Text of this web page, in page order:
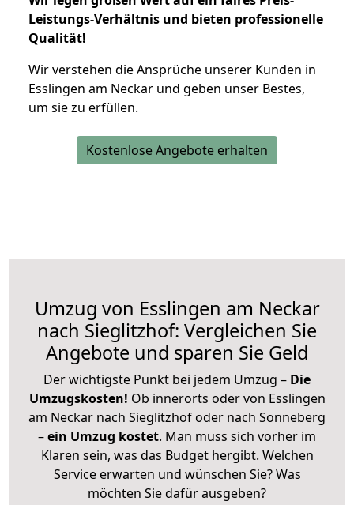
Leistungs-Verhältnis und bieten professionelle
Qualität!
Wir verstehen die Ansprüche unserer Kunden in
Esslingen am Neckar und geben unser Bestes,
um sie zu erfüllen.
Kostenlose Angebote erhalten
Umzug von Esslingen am Neckar
nach Sieglitzhof: Vergleichen Sie
Angebote und sparen Sie Geld
Der wichtigste Punkt bei jedem Umzug – Die
Umzugskosten! Ob innerorts oder von Esslingen
am Neckar nach Sieglitzhof oder nach Sonneberg
–ein Umzug kostet. Man muss sich vorher im
Klaren sein, was das Budget hergibt. Welchen
Service erwarten und wünschen Sie? Was
möchten Sie dafür ausgeben?